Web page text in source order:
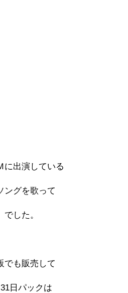
に出演している
ングを歌って
した。
でも販売して
日パックは